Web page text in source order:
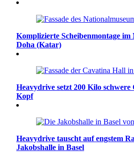
Komplizierte Scheibenmontage im
Doha (Katar)
Heavydrive setzt 200 Kilo schwere
Kopf
Heavydrive tauscht auf engstem
Jakobshalle in Basel